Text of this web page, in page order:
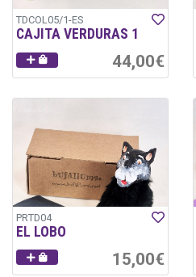
TDCOL05/1-ES
CAJITA VERDURAS 1
44,00€
PRTD04
EL LOBO
15,00€